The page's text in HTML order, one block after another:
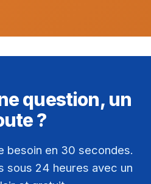
question, un
?
besoin en 30 secondes.
sous 24 heures avec un